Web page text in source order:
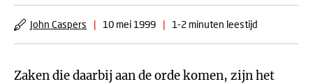
John Caspers | 10 mei 1999 | 1-2 minuten leestijd
Zaken die daarbij aan de orde komen, zijn het